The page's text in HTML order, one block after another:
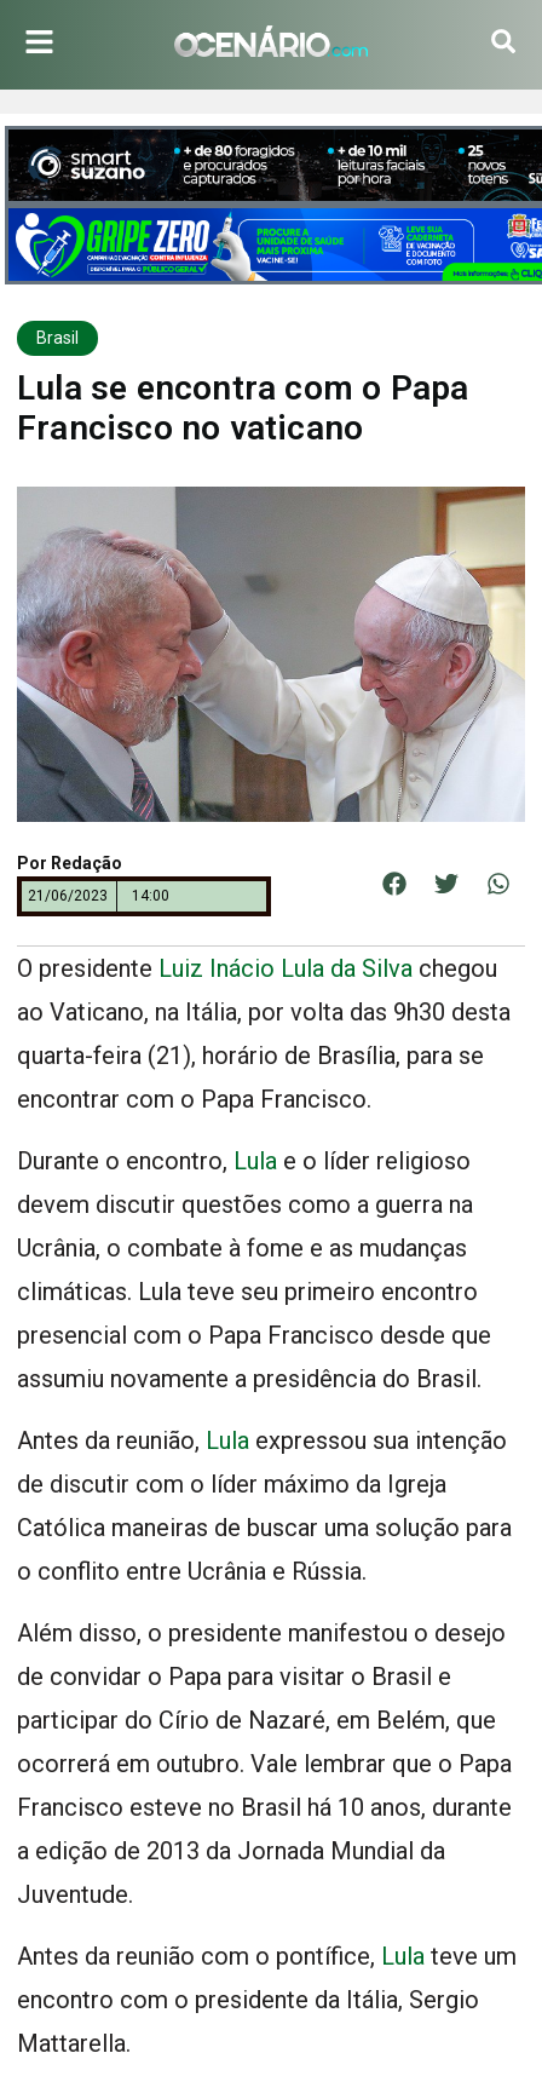
Brasil
Lula se encontra com o Papa
Francisco no vaticano
Por Redação
21/06/2023 14:00
O presidente Luiz Inácio Lula da Silva chegou
ao Vaticano, na Itália, por volta das 9h30 desta
quarta-feira (21), horário de Brasília, para se
encontrar com o Papa Francisco.
Durante o encontro, Lula e o líder religioso
devem discutir questões como a guerra na
Ucrânia, o combate à fome e as mudanças
climáticas. Lula teve seu primeiro encontro
presencial com o Papa Francisco desde que
assumiu novamente a presidência do Brasil.
Antes da reunião, Lula expressou sua intenção
de discutir com o líder máximo da Igreja
Católica maneiras de buscar uma solução para
o conflito entre Ucrânia e Rússia.
Além disso, o presidente manifestou o desejo
de convidar o Papa para visitar o Brasil e
participar do Círio de Nazaré, em Belém, que
ocorrerá em outubro. Vale lembrar que o Papa
Francisco esteve no Brasil há 10 anos, durante
a edição de 2013 da Jornada Mundial da
Juventude.
Antes da reunião com o pontífice, Lula teve um
encontro com o presidente da Itália, Sergio
Mattarella.